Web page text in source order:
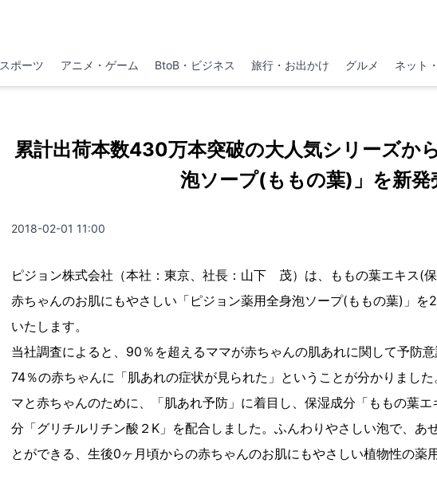
スポーツ アニメ・ゲーム BtoB・ビジネス 旅行・お出かけ グルメ ネット
累計出荷本数430万本突破の大人気シリーズか
泡ソープ(ももの葉)」を新発
2018-02-01 11:00
ピジョン株式会社（本社：東京、社長：山下 茂）は、ももの葉エキス(
赤ちゃんのお肌にもやさしい「ピジョン薬用全身泡ソープ(ももの葉)」を
いたします。
当社調査によると、90％を超えるママが赤ちゃんの肌あれに関して予防
74％の赤ちゃんに「肌あれの症状が見られた」ということが分かりまし
マと赤ちゃんのために、「肌あれ予防」に着目し、保湿成分「ももの葉
分「グリチルリチン酸２K」を配合しました。ふんわりやさしい泡で、あ
とができる、生後0ヶ月頃からの赤ちゃんのお肌にもやさしい植物性の薬